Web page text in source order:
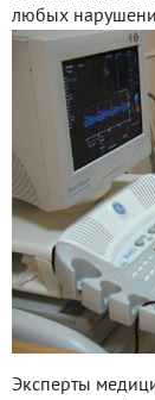
любых
Эксперты